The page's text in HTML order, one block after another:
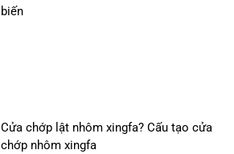
biến
Cửa chớp lật nhôm xingfa? Cấu tạo cửa
chớp nhôm xingfa